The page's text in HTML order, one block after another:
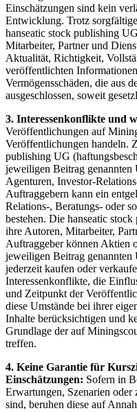
Einschätzungen sind kein
Entwicklung. Trotz
hanseatic stock publishing
Mitarbeiter, Partner und
Aktualität, Richtigkeit,
veröffentlichten
Vermögensschäden, die aus
ausgeschlossen, soweit
3. Interessenkonflikte und
Veröffentlichungen auf
Veröffentlichungen handeln.
publishing UG
jeweiligen Beitrag genannten
Agenturen, Investor-
Auftraggebern kann ein
Relations-, Beratungs- oder
bestehen. Die hanseatic
ihre Autoren, Mitarbeiter,
Auftraggeber können Aktien
jeweiligen Beitrag genannten
jederzeit kaufen oder
Interessenkonflikte, die
und Zeitpunkt der
diese Umstände bei ihrer
Inhalte berücksichtigen und
Grundlage der auf
treffen.
4. Keine Garantie für
Einschätzungen: Sofern in
Erwartungen, Szenarien oder
sind, beruhen diese auf